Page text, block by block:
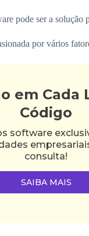
pode ser a solução
por vários
em Cada
Código
software
consulta!
SAIBA MAIS